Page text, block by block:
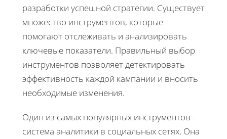
разработки успешной стратегии. Существует
множество инструментов, которые
помогают отслеживать и анализировать
ключевые показатели. Правильный выбор
инструментов позволяет детектировать
эффективность каждой кампании и вносить
необходимые изменения.
Один из самых популярных инструментов -
система аналитики в социальных сетях. Она